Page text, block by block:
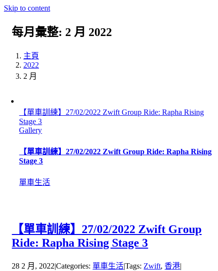
Skip to content
每月彙整: 2 月 2022
主頁
2022
2 月
【單車訓練】27/02/2022 Zwift Group Ride: Rapha Rising
Stage 3
Gallery
【單車訓練】27/02/2022 Zwift Group Ride: Rapha Rising
Stage 3
單車生活
【單車訓練】27/02/2022 Zwift Group
Ride: Rapha Rising Stage 3
28 2 月, 2022|Categories: 單車生活|Tags: Zwift,香港|